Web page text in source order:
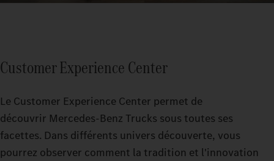
Customer Experience Center
Le Customer Experience Center permet de
découvrir Mercedes-Benz Trucks sous toutes ses
facettes. Dans différents univers découverte, vous
pourrez observer comment la tradition et l'innovation